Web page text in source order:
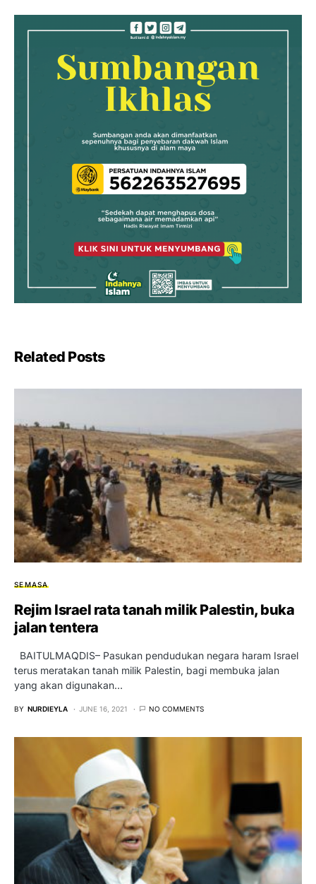
Related Posts
SEMASA
Rejim Israel rata tanah milik Palestin, buka
jalan tentera
BAITULMAQDIS– Pasukan pendudukan negara haram Israel
terus meratakan tanah milik Palestin, bagi membuka jalan
yang akan digunakan…
BY NURDIEYLA JUNE 16, 2021 NO COMMENTS